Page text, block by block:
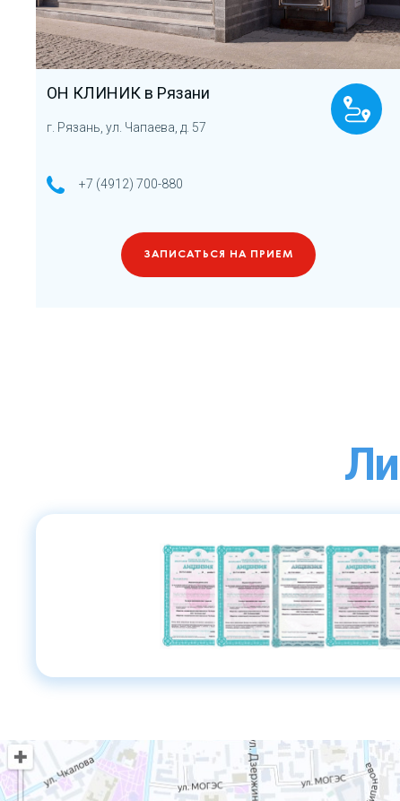
ОН КЛИНИК в Рязани
г. Рязань, ул. Чапаева, д. 57
+7 (4912) 700-880
ЗАПИСАТЬСЯ НА ПРИЕМ